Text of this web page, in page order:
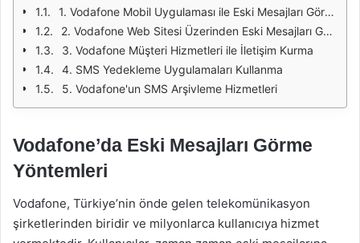
1. Vodafone Mobil Uygulaması ile Eski Mesajları Görme
2. Vodafone Web Sitesi Üzerinden Eski Mesajları Görme
3. Vodafone Müşteri Hizmetleri ile İletişim Kurma
4. SMS Yedekleme Uygulamaları Kullanma
5. Vodafone'un SMS Arşivleme Hizmetleri
Vodafone’da Eski Mesajları Görme
Yöntemleri
Vodafone, Türkiye’nin önde gelen telekomünikasyon
şirketlerinden biridir ve milyonlarca kullanıcıya hizmet